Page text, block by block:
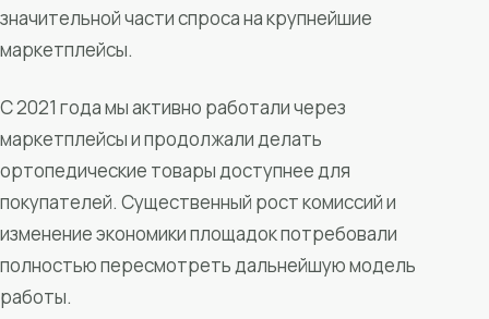
значительной части спроса на крупнейшие
маркетплейсы.
С 2021 года мы активно работали через
маркетплейсы и продолжали делать
ортопедические товары доступнее для
покупателей. Существенный рост комиссий и
изменение экономики площадок потребовали
полностью пересмотреть дальнейшую модель
работы.